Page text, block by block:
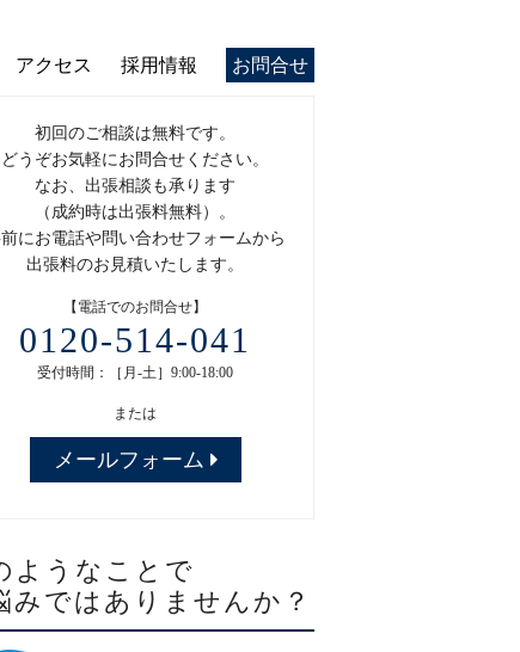
アクセス 採用情報 お問合せ
初回のご相談は無料です。
どうぞお気軽にお問合せください。
なお、出張相談も承ります
（成約時は出張料無料）。
にお電話や問い合わせフォームから
出張料のお見積いたします。
【電話でのお問合せ】
0120-514-041
受付時間：［月-土］9:00-18:00
または
メールフォーム
ようなことで
みではありませんか？